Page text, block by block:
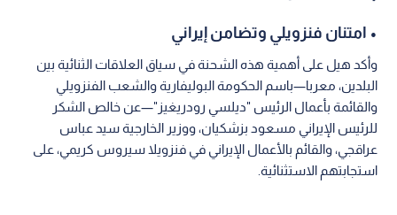
• امتنان فنزويلي وتضامن إيراني
وأكد هيل على أهمية هذه الشحنة في سياق العلاقات الثنائية بين
البلدين، معربا—باسم الحكومة البوليفارية والشعب الفنزويلي
والقائمة بأعمال الرئيس "ديلسي رودريغيز"—عن خالص الشكر
للرئيس الإيراني مسعود بزشكيان، ووزير الخارجية سيد عباس
عراقجي، والقائم بالأعمال الإيراني في فنزويلا سيروس كريمي، على
استجابتهم الاستثنائية.